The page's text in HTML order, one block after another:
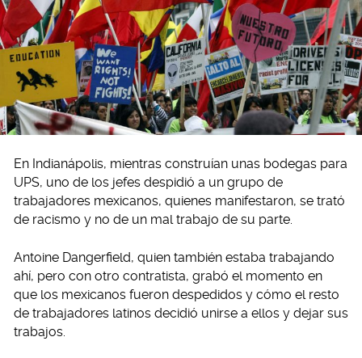
En Indianápolis, mientras construían unas bodegas para
UPS, uno de los jefes despidió a un grupo de
trabajadores mexicanos, quienes manifestaron, se trató
de racismo y no de un mal trabajo de su parte.
Antoine Dangerfield, quien también estaba trabajando
ahí, pero con otro contratista, grabó el momento en
que los mexicanos fueron despedidos y cómo el resto
de trabajadores latinos decidió unirse a ellos y dejar sus
trabajos.